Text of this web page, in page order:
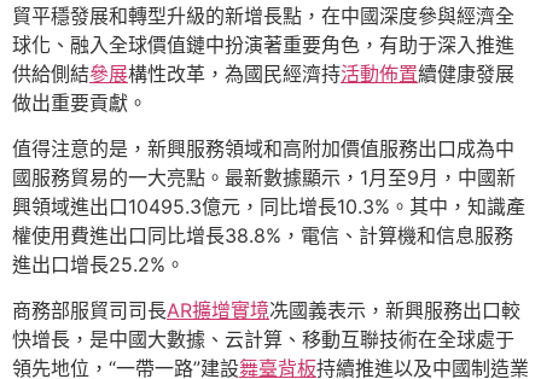
貿平穩發展和轉型升級的新增長點，在中國深度參與經濟全
球化、融入全球價值鏈中扮演著重要角色，有助于深入推進
供給側結參展構性改革，為國民經濟持活動佈置續健康發展
做出重要貢獻。
值得注意的是，新興服務領域和高附加價值服務出口成為中
國服務貿易的一大亮點。最新數據顯示，1月至9月，中國新
興領域進出口10495.3億元，同比增長10.3%。其中，知識產
權使用費進出口同比增長38.8%，電信、計算機和信息服務
進出口增長25.2%。
商務部服貿司司長AR擴增實境冼國義表示，新興服務出口較
快增長，是中國大數據、云計算、移動互聯技術在全球處于
領先地位，“一帶一路”建設舞臺背板持續推進以及中國制造業